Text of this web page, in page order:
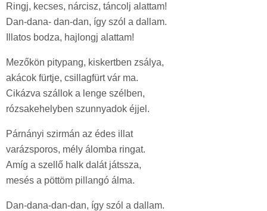
Ringj, kecses, nárcisz, táncolj alattam!
Dan-dana- dan-dan, így szól a dallam.
Illatos bodza, hajlongj alattam!
Mezőkön pitypang, kiskertben zsálya,
akácok fürtje, csillagfürt vár ma.
Cikázva szállok a lenge szélben,
rózsakehelyben szunnyadok éjjel.
Párnányi szirmán az édes illat
varázsporos, mély álomba ringat.
Amíg a szellő halk dalát játssza,
mesés a pöttöm pillangó álma.
Dan-dana-dan-dan, így szól a dallam.